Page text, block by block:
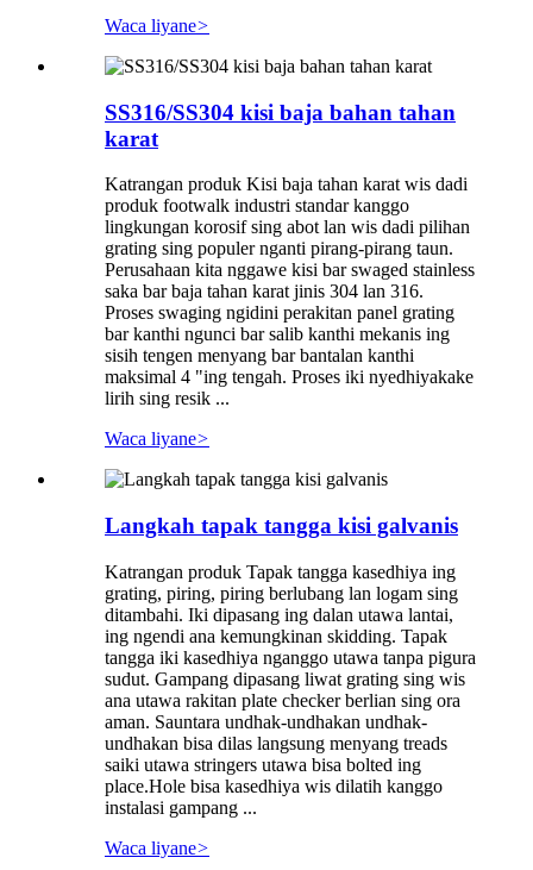
Waca liyane>
SS316/SS304 kisi baja bahan tahan
karat
Katrangan produk Kisi baja tahan karat wis dadi
produk footwalk industri standar kanggo
lingkungan korosif sing abot lan wis dadi pilihan
grating sing populer nganti pirang-pirang taun.
Perusahaan kita nggawe kisi bar swaged stainless
saka bar baja tahan karat jinis 304 lan 316.
Proses swaging ngidini perakitan panel grating
bar kanthi ngunci bar salib kanthi mekanis ing
sisih tengen menyang bar bantalan kanthi
maksimal 4 "ing tengah. Proses iki nyedhiyakake
lirih sing resik ...
Waca liyane>
Langkah tapak tangga kisi galvanis
Katrangan produk Tapak tangga kasedhiya ing
grating, piring, piring berlubang lan logam sing
ditambahi. Iki dipasang ing dalan utawa lantai,
ing ngendi ana kemungkinan skidding. Tapak
tangga iki kasedhiya nganggo utawa tanpa pigura
sudut. Gampang dipasang liwat grating sing wis
ana utawa rakitan plate checker berlian sing ora
aman. Sauntara undhak-undhakan undhak-
undhakan bisa dilas langsung menyang treads
saiki utawa stringers utawa bisa bolted ing
place.Hole bisa kasedhiya wis dilatih kanggo
instalasi gampang ...
Waca liyane>